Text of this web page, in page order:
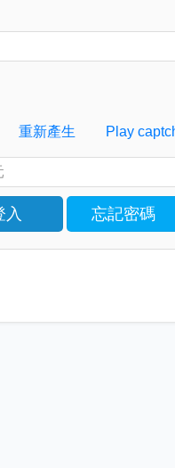
or email address
hide your password
重新產生
Play
shown in the image above
入 忘記密碼